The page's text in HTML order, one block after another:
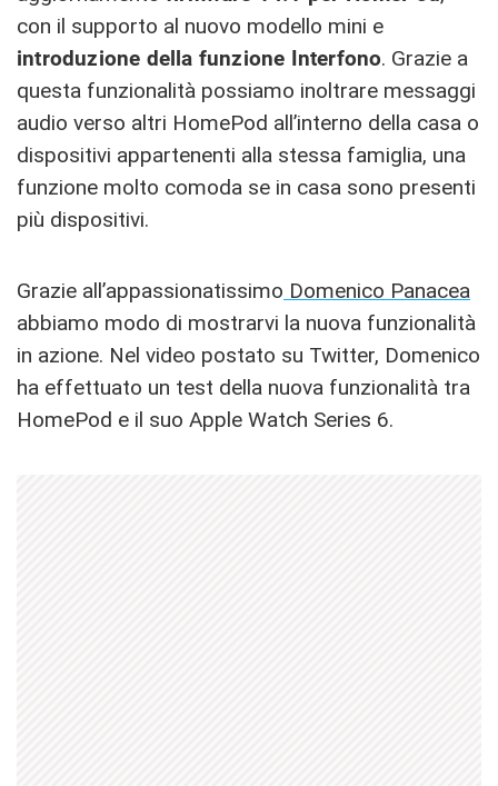
con il supporto al nuovo modello mini e
introduzione della funzione Interfono. Grazie a
questa funzionalità possiamo inoltrare messaggi
audio verso altri HomePod all’interno della casa o
dispositivi appartenenti alla stessa famiglia, una
funzione molto comoda se in casa sono presenti
più dispositivi.
Grazie all’appassionatissimo Domenico Panacea
abbiamo modo di mostrarvi la nuova funzionalità
in azione. Nel video postato su Twitter, Domenico
ha effettuato un test della nuova funzionalità tra
HomePod e il suo Apple Watch Series 6.